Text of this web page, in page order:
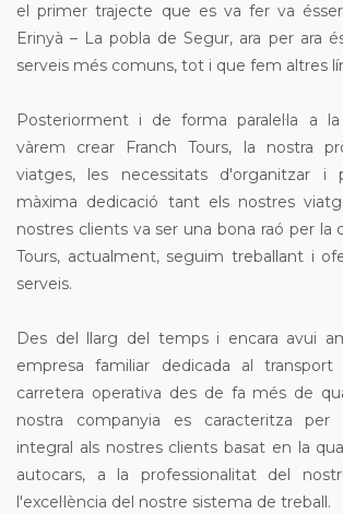
el primer trajecte que es va fer va
Erinyà – La pobla de Segur, ara per ara
serveis més comuns, tot i que fem altres
Posteriorment i de forma paralel·la a
vàrem crear Franch Tours, la nostra
viatges, les necessitats d'organitzar i
màxima dedicació tant els nostres
nostres clients va ser una bona raó per la
Tours, actualment, seguim treballant i
serveis.
Des del llarg del temps i encara avui
empresa familiar dedicada al
carretera operativa des de fa més de
nostra companyia es caracteritza
integral als nostres clients basat en la
autocars, a la professionalitat del
l'excel·lència del nostre sistema de treball.